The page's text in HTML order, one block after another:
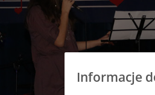
Informacje